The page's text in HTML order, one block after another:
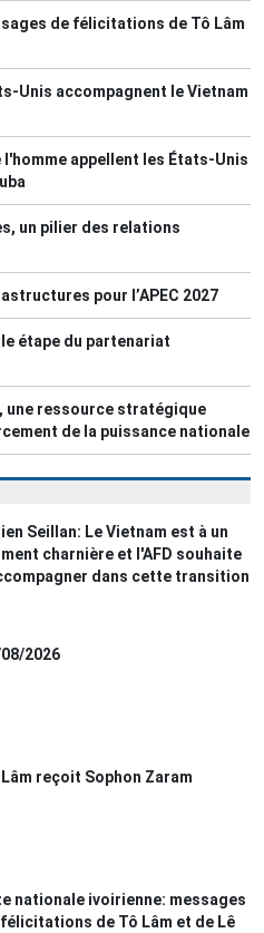
de félicitations de Tô Lâm
Unis accompagnent le Vietnam
appellent les États-Unis
un pilier des relations
pour l’APEC 2027
étape du partenariat
une ressource stratégique
de la puissance nationale
Seillan: Le Vietnam est à un
charnière et l'AFD souhaite
dans cette transition
2026
reçoit Sophon Zaram
nationale ivoirienne: messages
de Tô Lâm et de Lê